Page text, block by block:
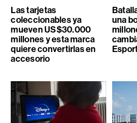
Las tarjetas
coleccionables ya
mueven US$30.000
millones y esta marca
quiere convertirlas en
accesorio
una